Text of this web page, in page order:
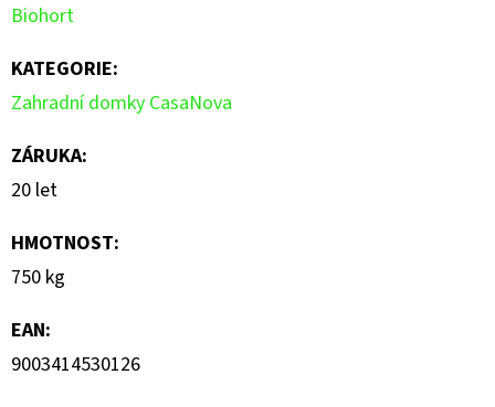
z
5
hvězdiček.
Biohort
KATEGORIE:
Zahradní domky CasaNova
ZÁRUKA:
20 let
HMOTNOST:
750 kg
EAN:
9003414530126